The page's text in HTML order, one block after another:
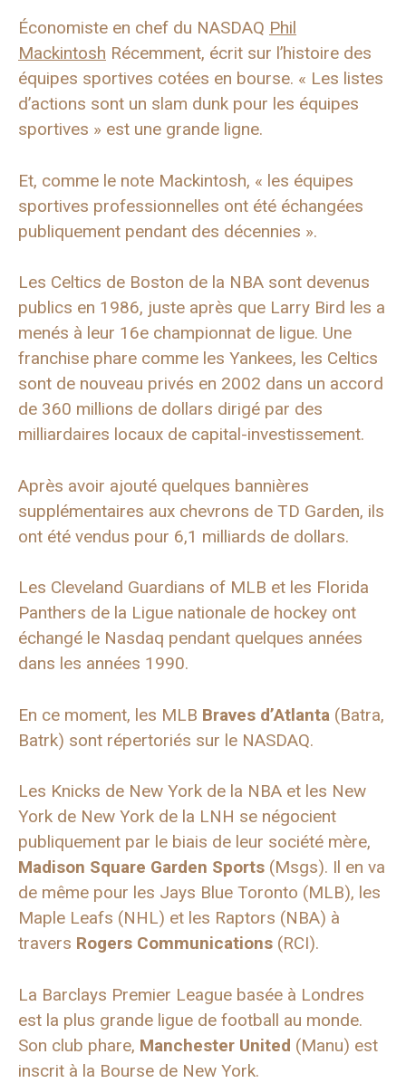
Économiste en chef du NASDAQ Phil
Mackintosh Récemment, écrit sur l’histoire des
équipes sportives cotées en bourse. « Les listes
d’actions sont un slam dunk pour les équipes
sportives » est une grande ligne.
Et, comme le note Mackintosh, « les équipes
sportives professionnelles ont été échangées
publiquement pendant des décennies ».
Les Celtics de Boston de la NBA sont devenus
publics en 1986, juste après que Larry Bird les a
menés à leur 16e championnat de ligue. Une
franchise phare comme les Yankees, les Celtics
sont de nouveau privés en 2002 dans un accord
de 360 ​​millions de dollars dirigé par des
milliardaires locaux de capital-investissement.
Après avoir ajouté quelques bannières
supplémentaires aux chevrons de TD Garden, ils
ont été vendus pour 6,1 milliards de dollars.
Les Cleveland Guardians of MLB et les Florida
Panthers de la Ligue nationale de hockey ont
échangé le Nasdaq pendant quelques années
dans les années 1990.
En ce moment, les MLB Braves d’Atlanta (Batra,
Batrk) sont répertoriés sur le NASDAQ.
Les Knicks de New York de la NBA et les New
York de New York de la LNH se négocient
publiquement par le biais de leur société mère,
Madison Square Garden Sports (Msgs). Il en va
de même pour les Jays Blue Toronto (MLB), les
Maple Leafs (NHL) et les Raptors (NBA) à
travers Rogers Communications (RCI).
La Barclays Premier League basée à Londres
est la plus grande ligue de football au monde.
Son club phare, Manchester United (Manu) est
inscrit à la Bourse de New York.